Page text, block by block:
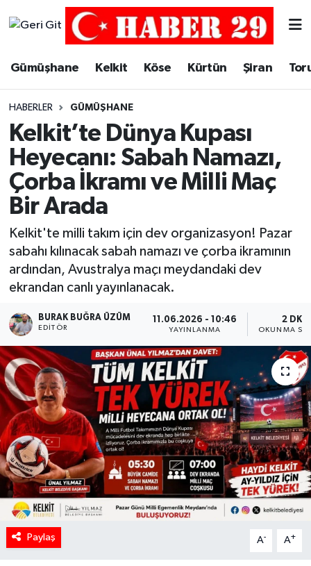
Gümüşhane Kelkit Köse Kürtün Şiran
HABERLER GÜMÜŞHANE
Kelkit’te Dünya Kupası
Heyecanı: Sabah Namazı,
Çorba İkramı ve Milli Maç
Bir Arada
Kelkit'te milli takım için dev organizasyon! Pazar
sabahı kılınacak sabah namazı ve çorba ikramının
ardından, Avustralya maçı meydandaki dev
ekrandan canlı yayınlanacak.
BURAK BUĞRA ÜZÜM
EDITÖR
11.06.2026 - 10:46
YAYINLANMA
2 DK
OKUNMA
Paylaş A- A+
Merkez Trafik Yoğunluk Haritası
Süper Lig Puan Durumu ve Fikstür
Tüm Manşetler
Son Dakika Haberleri
Haber Arşivi